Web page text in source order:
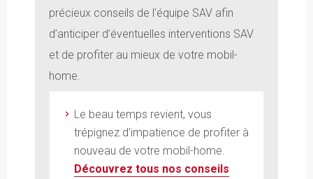
précieux conseils de l'équipe SAV afin
d’anticiper d’éventuelles interventions SAV
et de profiter au mieux de votre mobil-
home.
Le beau temps revient, vous
trépignez d'impatience de profiter à
nouveau de votre mobil-home.
Découvrez tous nos conseils